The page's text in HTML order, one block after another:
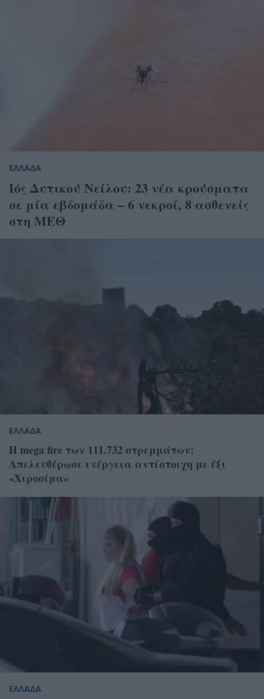
ΕΛΛΑΔΑ
Ιός Δυτικού Νείλου: 23 νέα κρούσματα
σε μία εβδομάδα – 6 νεκροί, 8 ασθενείς
στη ΜΕΘ
ΕΛΛΑΔΑ
Η mega fire των 111.732 στρεμμάτων:
Απελευθέρωσε ενέργεια αντίστοιχη με έξι
«Χιροσίμα»
ΕΛΛΑΔΑ